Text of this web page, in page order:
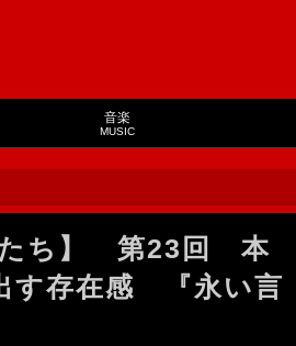
音楽
MUSIC
たち】 第23回 本
す存在感 『永い言